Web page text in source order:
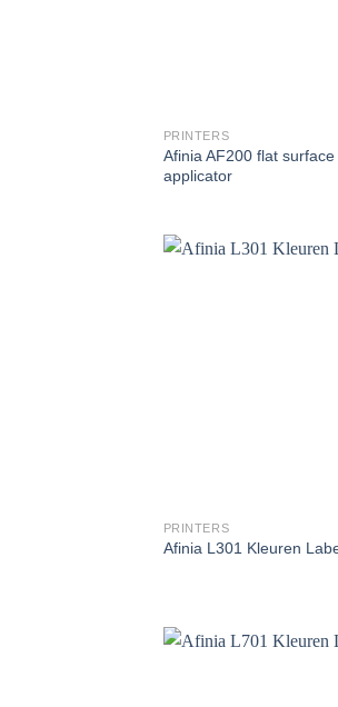
PRINTERS
Afinia AF200 flat
applicator
PRINTERS
Afinia L301 Kleuren